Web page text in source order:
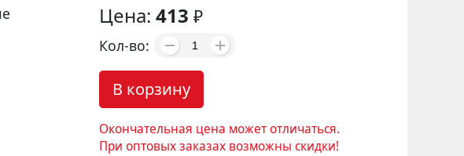
Цена: 413 ₽
Кол-во:
В корзину
Окончательная цена может отличаться.
При оптовых заказах возможны скидки!